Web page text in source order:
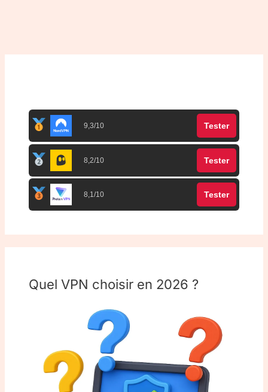
9,3/10 Tester
8,2/10 Tester
8,1/10 Tester
Quel VPN choisir en 2026 ?